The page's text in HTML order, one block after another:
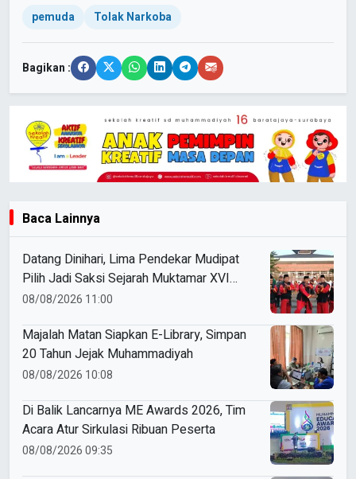
pemuda Tolak Narkoba
Bagikan :
Baca Lainnya
Datang Dinihari, Lima Pendekar Mudipat
Pilih Jadi Saksi Sejarah Muktamar XVI
Tapak Suci
08/08/2026 11:00
Majalah Matan Siapkan E-Library, Simpan
20 Tahun Jejak Muhammadiyah
08/08/2026 10:08
Di Balik Lancarnya ME Awards 2026, Tim
Acara Atur Sirkulasi Ribuan Peserta
08/08/2026 09:35